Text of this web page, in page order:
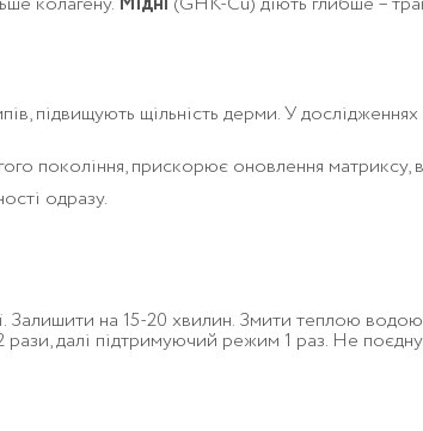
підвищують щільність дерми. У
покоління, прискорює оновлення матриксу,
одразу.
на 15-20 хвилин. Змити теплою
далі підтримуючий режим 1 раз. Не